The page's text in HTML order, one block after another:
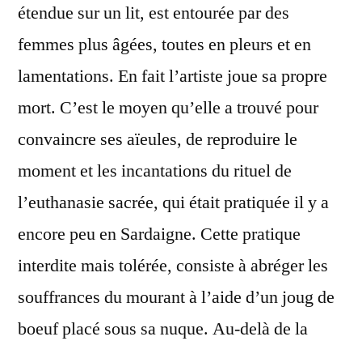
étendue sur un lit, est entourée par des
femmes plus âgées, toutes en pleurs et en
lamentations. En fait l’artiste joue sa propre
mort. C’est le moyen qu’elle a trouvé pour
convaincre ses aïeules, de reproduire le
moment et les incantations du rituel de
l’euthanasie sacrée, qui était pratiquée il y a
encore peu en Sardaigne. Cette pratique
interdite mais tolérée, consiste à abréger les
souffrances du mourant à l’aide d’un joug de
boeuf placé sous sa nuque. Au-delà de la